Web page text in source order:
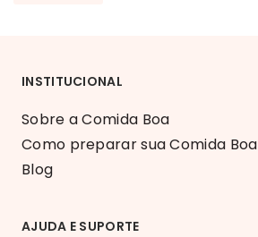
INSTITUCIONAL
Sobre a Comida Boa
Como preparar sua Comida Boa
Blog
AJUDA E SUPORTE